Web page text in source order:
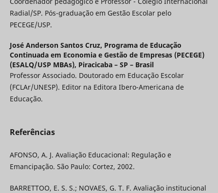
Radial/SP. Pós-graduação em Gestão Escolar pelo
PECEGE/USP.
José Anderson Santos Cruz, Programa de Educação
Continuada em Economia e Gestão de Empresas (PECEGE)
(ESALQ/USP MBAs), Piracicaba – SP – Brasil
Professor Associado. Doutorado em Educação Escolar
(FCLAr/UNESP). Editor na Editora Ibero-Americana de
Educação.
Referências
AFONSO, A. J. Avaliação Educacional: Regulação e
Emancipação. São Paulo: Cortez, 2002.
BARRETTOO, E. S. S.; NOVAES, G. T. F. Avaliação institucional